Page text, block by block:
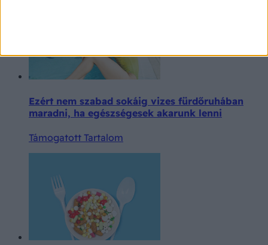
Ezért nem szabad sokáig vizes fürdőruhában
maradni, ha egészségesek akarunk lenni
Támogatott Tartalom